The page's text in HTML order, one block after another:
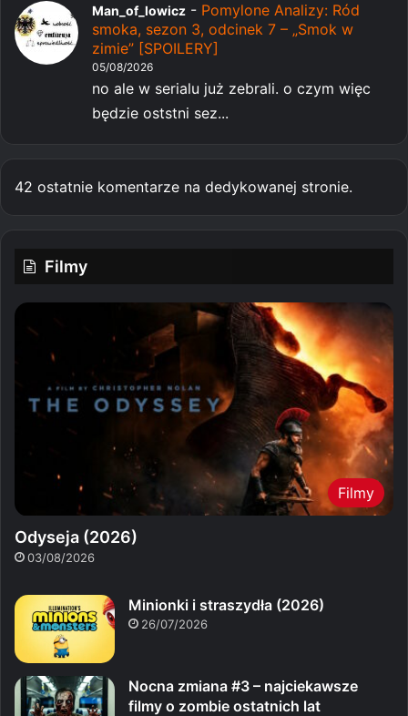
Man_of_lowicz - Pomylone Analizy: Ród
smoka, sezon 3, odcinek 7 – „Smok w
zimie” [SPOILERY]
05/08/2026
no ale w serialu już zebrali. o czym więc
będzie oststni sez...
42 ostatnie komentarze na dedykowanej stronie.
Filmy
Filmy
Odyseja (2026)
03/08/2026
Minionki i straszydła (2026)
26/07/2026
Nocna zmiana #3 – najciekawsze
filmy o zombie ostatnich lat